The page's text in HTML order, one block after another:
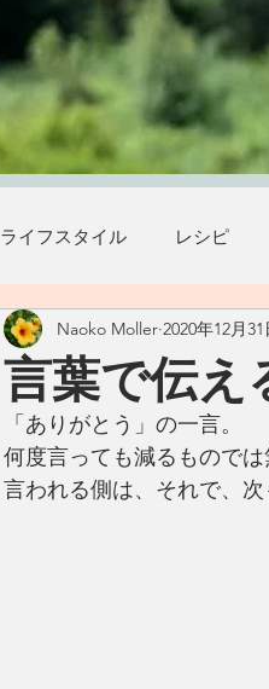
ライフスタイル レシピ
つぶやき 精進料理
おかず ごはん
言葉で伝え
Naoko Moller 2020年12月31
「ありがとう」の一言。
何度言っても減るものでは
言われる側は、それで、